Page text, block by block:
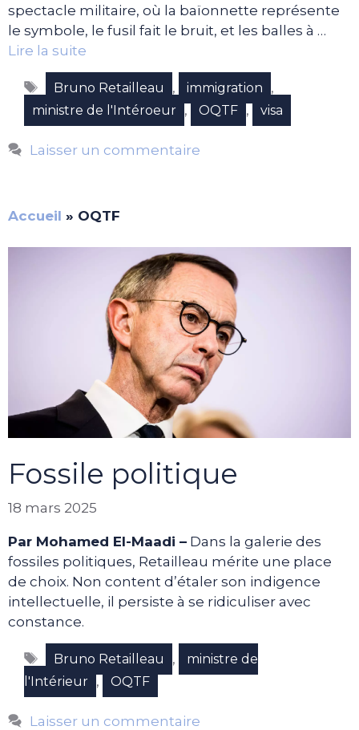
spectacle militaire, où la baïonnette représente
le symbole, le fusil fait le bruit, et les balles à …
Lire la suite
Étiquettes
Bruno Retailleau , immigration ,
ministre de l'Intéroeur , OQTF , visa
Laisser un commentaire
Accueil » OQTF
Fossile politique
18 mars 2025
Par Mohamed El-Maadi – Dans la galerie des
fossiles politiques, Retailleau mérite une place
de choix. Non content d’étaler son indigence
intellectuelle, il persiste à se ridiculiser avec
constance.
Étiquettes
Bruno Retailleau ,
ministre de
l'Intérieur , OQTF
Laisser un commentaire